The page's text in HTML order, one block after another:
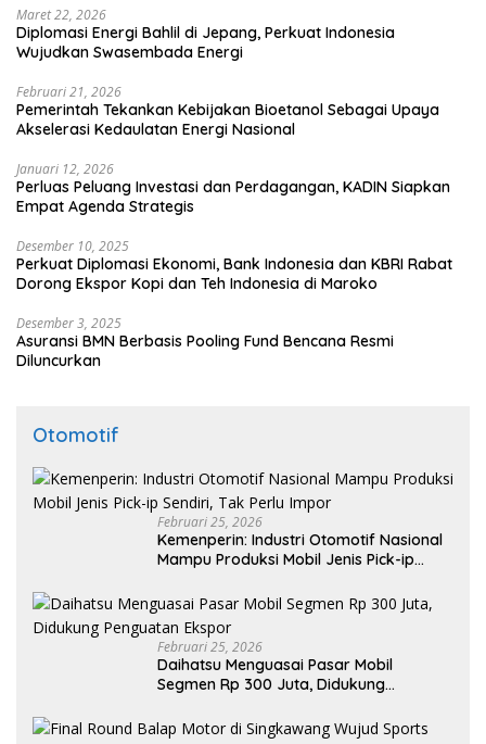
Maret 22, 2026
Diplomasi Energi Bahlil di Jepang, Perkuat Indonesia
Wujudkan Swasembada Energi
Februari 21, 2026
Pemerintah Tekankan Kebijakan Bioetanol Sebagai Upaya
Akselerasi Kedaulatan Energi Nasional
Januari 12, 2026
Perluas Peluang Investasi dan Perdagangan, KADIN Siapkan
Empat Agenda Strategis
Desember 10, 2025
Perkuat Diplomasi Ekonomi, Bank Indonesia dan KBRI Rabat
Dorong Ekspor Kopi dan Teh Indonesia di Maroko
Desember 3, 2025
Asuransi BMN Berbasis Pooling Fund Bencana Resmi
Diluncurkan
Otomotif
Februari 25, 2026
Kemenperin: Industri Otomotif Nasional
Mampu Produksi Mobil Jenis Pick-ip
Februari 25, 2026
Daihatsu Menguasai Pasar Mobil
Segmen Rp 300 Juta, Didukung